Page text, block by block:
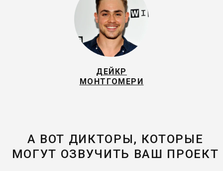
ДЕЙКР
МОНТГОМЕРИ
А ВОТ ДИКТОРЫ, КОТОРЫЕ
МОГУТ ОЗВУЧИТЬ ВАШ ПРОЕКТ